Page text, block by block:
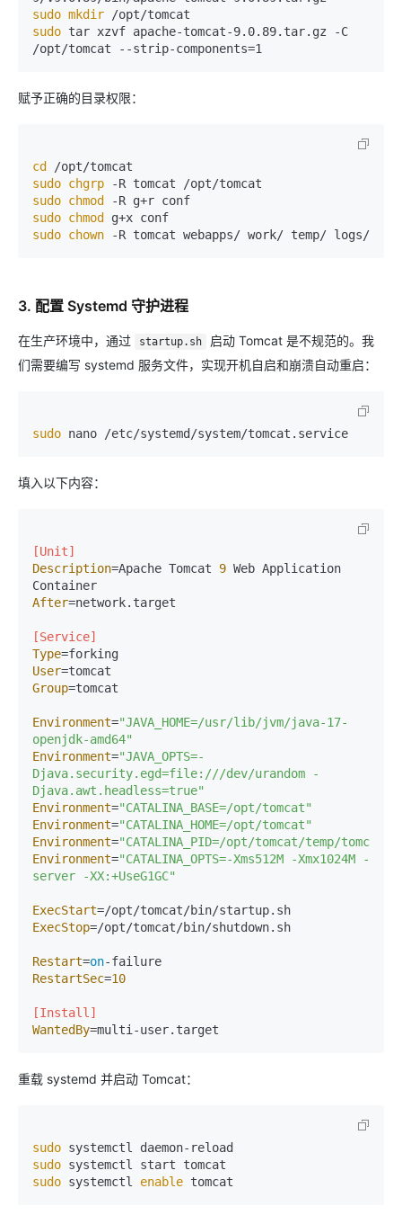
sudo mkdir
sudo tar xzvf apache-tomcat-9.0.89.tar.gz -C
赋予正确的目录权限：
cd
sudo chgrp
sudo chmod
sudo chmod
sudo chown
3. 配置 Systemd 守护进程
在生产环境中，通过 startup.sh
启动 Tomcat 是不规范的。我
们需要编写 systemd 服务文件，实现开机自启和崩溃自动重启：
sudo
填入以下内容：
[Unit]
Description=Apache Tomcat 9 Web Application
After=network.target
[Service]
Type
User
Group=tomcat
Environment="JAVA_HOME=/usr/lib/jvm/java-17-
openjdk-amd64"
Environment="JAVA_OPTS=-
Djava.security.egd=file:///dev/urandom -
Djava.awt.headless=true"
Environment="CATALINA_BASE=/opt/tomcat"
Environment="CATALINA_HOME=/opt/tomcat"
Environment="CATALINA_PID=/opt/tomcat/temp/
Environment="CATALINA_OPTS=-Xms512M -Xmx1024M -
server -XX:+UseG1GC"
ExecStart
ExecStop=/opt/tomcat/bin/shutdown.sh
Restart=on
RestartSec=10
[Install]
WantedBy
重载 systemd 并启动 Tomcat：
sudo
sudo
sudo systemctl enable